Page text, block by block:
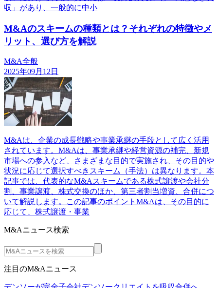
収」があり、一般的に中小
M&Aのスキームの種類とは？それぞれの特徴やメ
リット、選び方を解説
M&A全般
2025年09月12日
M&Aは、企業の成長戦略や事業承継の手段として広く活用
されています。M&Aは、事業承継や経営資源の補完、新規
市場への参入など、さまざまな目的で実施され、その目的や
状況に応じて選択すべきスキーム（手法）は異なります。本
記事では、代表的なM&Aスキームである株式譲渡や会社分
割、事業譲渡、株式交換のほか、第三者割当増資、合併につ
いて解説します。この記事のポイントM&Aは、その目的に
応じて、株式譲渡・事業
M&Aニュース検索
注目のM&Aニュース